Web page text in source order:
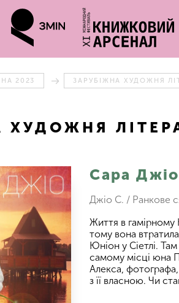
2023 ЗАРУБІЖНА ХУДОЖНЯ
ХУДОЖНЯ
Сара
Джіо С. / Ранкове
Життя в гамірному
тому вона
Юніон у Сіетлі.
самому місці юна
Алекса,
з її власною. Чи